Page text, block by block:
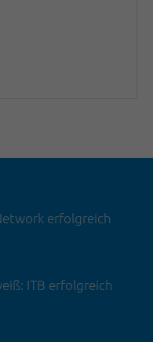
erfolgreich
ITB erfolgreich